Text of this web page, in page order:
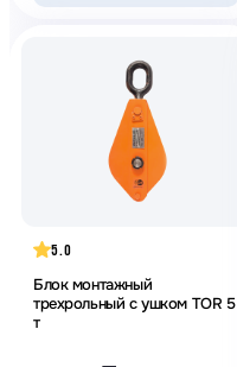
5.0
Блок монтажный
трехрольный с ушком TOR 5
т